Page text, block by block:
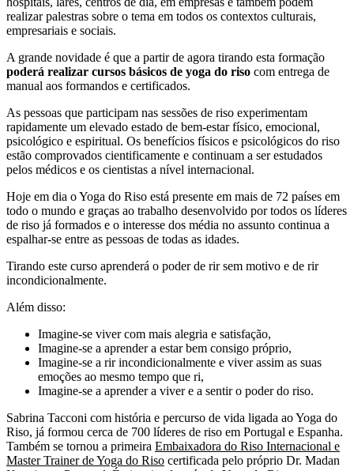
realizar palestras sobre o tema em todos os contextos culturais,
empresariais e sociais.
A grande novidade é que a partir de agora tirando esta formação
poderá realizar cursos básicos de yoga do riso com entrega de
manual aos formandos e certificados.
As pessoas que participam nas sessões de riso experimentam
rapidamente um elevado estado de bem-estar físico, emocional,
psicológico e espiritual. Os benefícios físicos e psicológicos do riso
estão comprovados cientificamente e continuam a ser estudados
pelos médicos e os cientistas a nível internacional.
Hoje em dia o Yoga do Riso está presente em mais de 72 países em
todo o mundo e graças ao trabalho desenvolvido por todos os líderes
de riso já formados e o interesse dos média no assunto continua a
espalhar-se entre as pessoas de todas as idades.
Tirando este curso aprenderá o poder de rir sem motivo e de rir
incondicionalmente.
Além disso:
Imagine-se viver com mais alegria e satisfação,
Imagine-se a aprender a estar bem consigo próprio,
Imagine-se a rir incondicionalmente e viver assim as suas
emoções ao mesmo tempo que ri,
Imagine-se a aprender a viver e a sentir o poder do riso.
Sabrina Tacconi com história e percurso de vida ligada ao Yoga do
Riso, já formou cerca de 700 líderes de riso em Portugal e Espanha.
Também se tornou a primeira Embaixadora do Riso Internacional e
Master Trainer de Yoga do Riso certificada pelo próprio Dr. Madan